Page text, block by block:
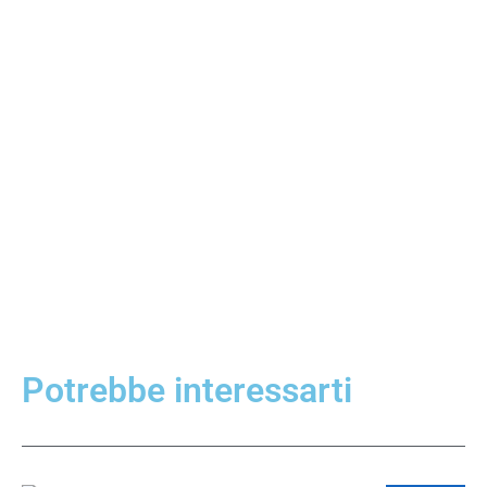
Potrebbe interessarti